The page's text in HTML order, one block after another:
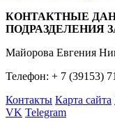
КОНТАКТНЫЕ
ПОДРАЗДЕЛЕНИЯ
Майорова Евгения
Телефон: + 7 (39153)
Контакты Карта сайта
VK Telegram